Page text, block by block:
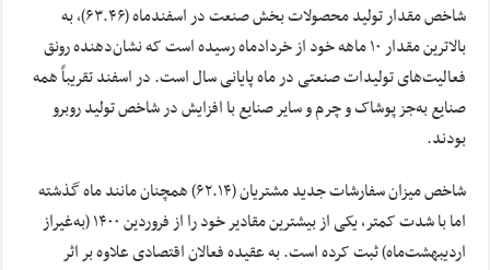
شاخص مقدار تولید محصولات بخش صنعت در اسفندماه (۶۳.۴۶)، به
بالاترین مقدار ۱۰ ماهه خود از خردادماه رسیده است که نشان‌دهنده رونق
فعالیت‌های تولیدات صنعتی در ماه پایانی سال است. در اسفند تقریباً همه
صنایع به‌جز پوشاک و چرم و سایر صنایع با افزایش در شاخص تولید روبرو
بودند.
شاخص میزان سفارشات جدید مشتریان (۶۲.۱۴) همچنان مانند ماه گذشته
اما با شدت کمتر، یکی از بیشترین مقادیر خود را از فروردین ۱۴۰۰ (به‌غیراز
اردیبهشت‌ماه) ثبت کرده است. به عقیده فعالان اقتصادی علاوه بر اثر